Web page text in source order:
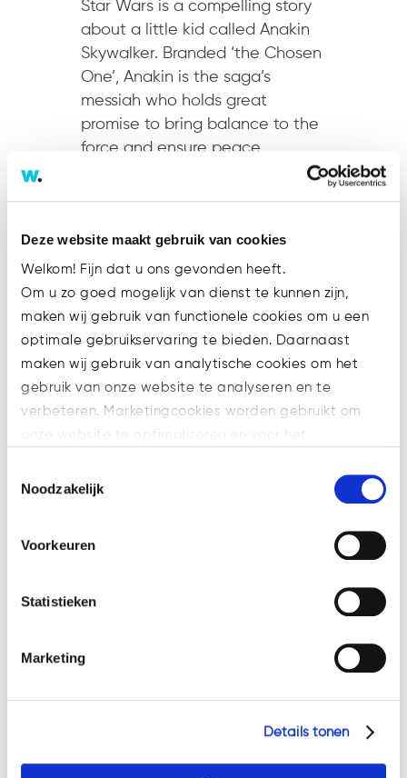
Deze website maakt gebruik van cookies
Welkom! Fijn dat u ons gevonden heeft.
Om u zo goed mogelijk van dienst te kunnen zijn,
maken wij gebruik van functionele cookies om u een
optimale gebruikservaring te bieden. Daarnaast
maken wij gebruik van analytische cookies om het
gebruik van onze website te analyseren en te
verbeteren. Marketingcookies worden gebruikt om
Welke cookies wij gebruiken, ziet u in de cookiebalk
hieronder. Mocht u meer informatie willen over onze
op: https://watsonlaw.nl/privacy/
Noodzakelijk
Voorkeuren
Statistieken
Marketing
Details tonen
Star Wars is a compelling story
about a little kid called Anakin
Skywalker. Branded ‘the Chosen
One’, Anakin is the saga’s
messiah who holds great
promise to bring balance to the
force and ensure peace
throughout the galaxy. (SPOILER
Recent Posts
werknemers gaan mee bij overgang
Rechtbank kondigt niet zomaar een
Nalaten door bestuurder kan leiden
Veel ondernemers krijgen te maken